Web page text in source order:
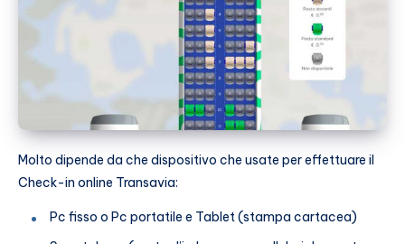
Molto dipende da che dispositivo che usate per effettuare il
Check-in online Transavia:
Pc fisso o Pc portatile e Tablet (stampa cartacea)